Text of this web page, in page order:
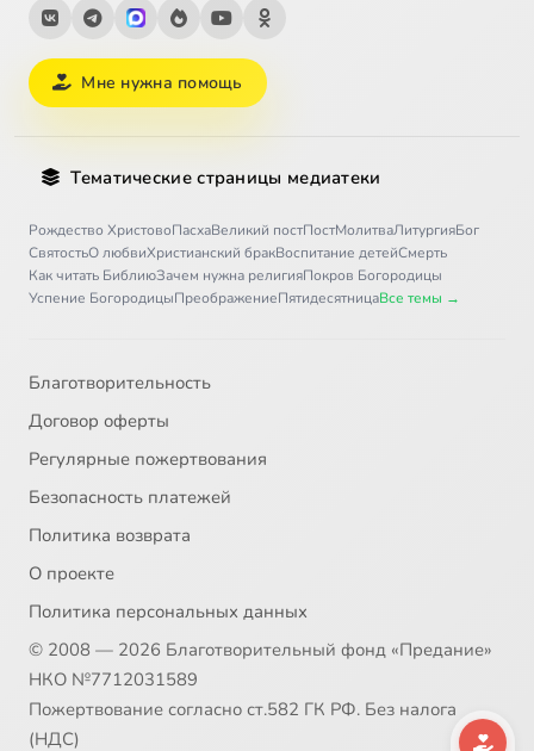
Мне нужна помощь
Тематические страницы медиатеки
Рождество ХристовоПасхаВеликий постПостМолитваЛитургияБог
СвятостьО любвиХристианский бракВоспитание детейСмерть
Как читать БиблиюЗачем нужна религияПокров Богородицы
Успение БогородицыПреображениеПятидесятницаВсе темы →
Благотворительность
Договор оферты
Регулярные пожертвования
Безопасность платежей
Политика возврата
О проекте
Политика персональных данных
© 2008 — 2026 Благотворительный фонд «Предание»
НКО №7712031589
Пожертвование согласно ст.582 ГК РФ. Без налога
(НДС)